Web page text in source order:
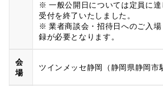
※ 一般公開日については定員に
受付を終了いたしました。
※ 業者商談会・招待日へのご入
録が必要となります。
会
場
ツインメッセ静岡（静岡県静岡市